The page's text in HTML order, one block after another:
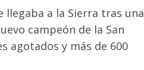
llegaba a la Sierra tras una
campeón de la San
agotados y más de 600